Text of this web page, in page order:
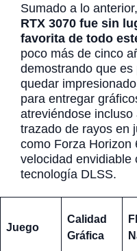
Sumado a lo anterior,
RTX 3070 fue sin
favorita de todo
poco más de cinco
demostrando que
quedar
para entregar
atreviéndose
trazado de rayos en
como Forza Horizon
velocidad envidiable
tecnología DLSS.
Juego
Calidad
Gráfica